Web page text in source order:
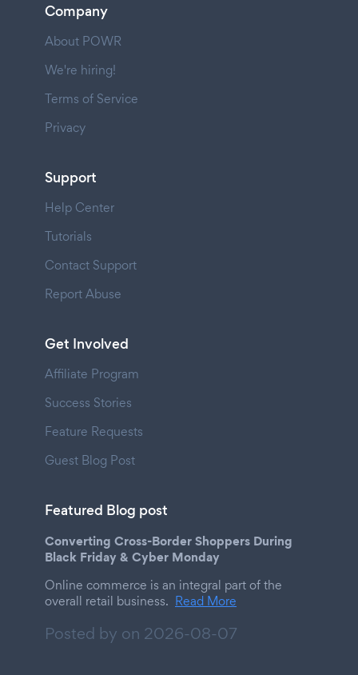
Company
About POWR
We're hiring!
Terms of Service
Privacy
Support
Help Center
Tutorials
Contact Support
Report Abuse
Get Involved
Affiliate Program
Success Stories
Feature Requests
Guest Blog Post
Featured Blog post
Converting Cross-Border Shoppers During
Black Friday & Cyber Monday
Online commerce is an integral part of the
overall retail business. Read More
Posted by on 2026-08-07